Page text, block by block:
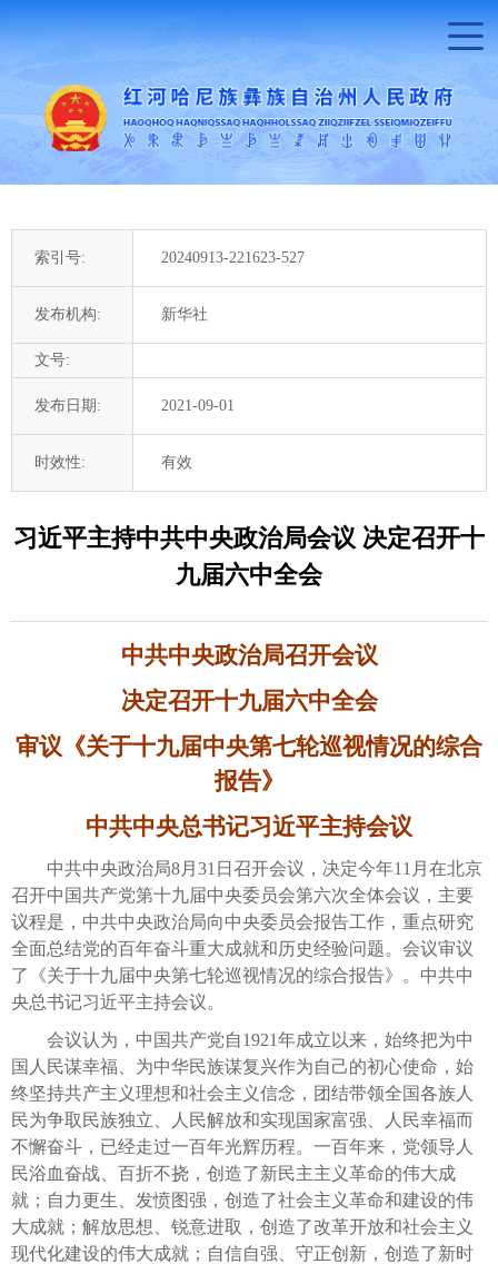
索引号: 20240913-221623-527
发布机构: 新华社
文号:
发布日期: 2021-09-01
时效性: 有效
习近平主持中共中央政治局会议 决定召开十
九届六中全会
中共中央政治局召开会议
决定召开十九届六中全会
审议《关于十九届中央第七轮巡视情况的综合
报告》
中共中央总书记习近平主持会议
中共中央政治局8月31日召开会议，决定今年11月在北京
召开中国共产党第十九届中央委员会第六次全体会议，主要
议程是，中共中央政治局向中央委员会报告工作，重点研究
全面总结党的百年奋斗重大成就和历史经验问题。会议审议
了《关于十九届中央第七轮巡视情况的综合报告》。中共中
央总书记习近平主持会议。
会议认为，中国共产党自1921年成立以来，始终把为中
国人民谋幸福、为中华民族谋复兴作为自己的初心使命，始
终坚持共产主义理想和社会主义信念，团结带领全国各族人
民为争取民族独立、人民解放和实现国家富强、人民幸福而
不懈奋斗，已经走过一百年光辉历程。一百年来，党领导人
民浴血奋战、百折不挠，创造了新民主主义革命的伟大成
就；自力更生、发愤图强，创造了社会主义革命和建设的伟
大成就；解放思想、锐意进取，创造了改革开放和社会主义
现代化建设的伟大成就；自信自强、守正创新，创造了新时